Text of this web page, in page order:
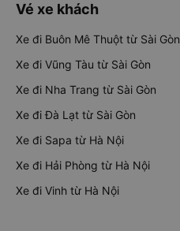
Vé xe khách
Xe đi Buôn Mê Thuột từ Sài Gòn
Xe đi Vũng Tàu từ Sài Gòn
Xe đi Nha Trang từ Sài Gòn
Xe đi Đà Lạt từ Sài Gòn
Xe đi Sapa từ Hà Nội
Xe đi Hải Phòng từ Hà Nội
Xe đi Vinh từ Hà Nội